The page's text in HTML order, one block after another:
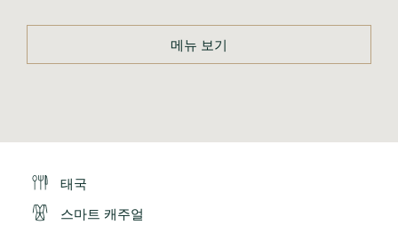
메뉴 보기
태국
스마트 캐주얼